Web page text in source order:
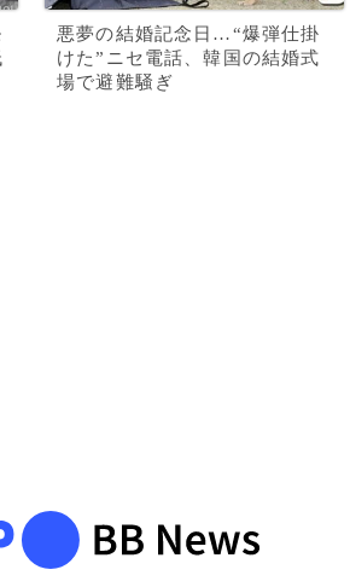
悪夢の結婚記念日…“爆弾仕掛
けた”ニセ電話、韓国の結婚式
場で避難騒ぎ